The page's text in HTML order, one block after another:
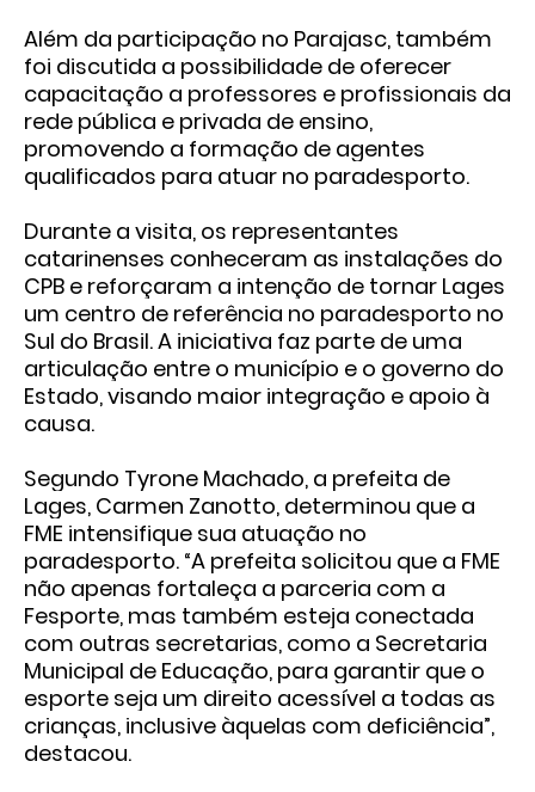
Além da participação no Parajasc, também
foi discutida a possibilidade de oferecer
capacitação a professores e profissionais da
rede pública e privada de ensino,
promovendo a formação de agentes
qualificados para atuar no paradesporto.
Durante a visita, os representantes
catarinenses conheceram as instalações do
CPB e reforçaram a intenção de tornar Lages
um centro de referência no paradesporto no
Sul do Brasil. A iniciativa faz parte de uma
articulação entre o município e o governo do
Estado, visando maior integração e apoio à
causa.
Segundo Tyrone Machado, a prefeita de
Lages, Carmen Zanotto, determinou que a
FME intensifique sua atuação no
paradesporto. “A prefeita solicitou que a FME
não apenas fortaleça a parceria com a
Fesporte, mas também esteja conectada
com outras secretarias, como a Secretaria
Municipal de Educação, para garantir que o
esporte seja um direito acessível a todas as
crianças, inclusive àquelas com deficiência”,
destacou.